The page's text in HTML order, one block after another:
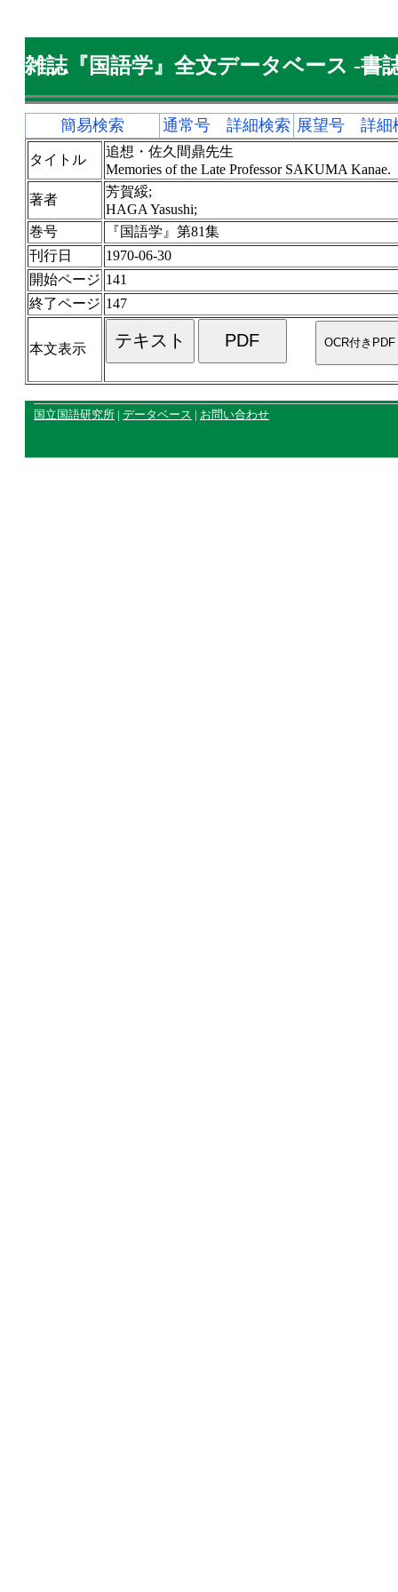
雑誌『国語学』全文データベース -書
簡易検索 通常号 詳細検索 展望号 詳細
タイトル
追想・佐久間鼎先生
Memories of the Late Professor SAKUMA Kanae.
著者
芳賀綏;
HAGA Yasushi;
巻号
『国語学』第81集
刊行日
1970-06-30
開始ページ 141
終了ページ 147
本文表示
国立国語研究所 | データベース | お問い合わせ